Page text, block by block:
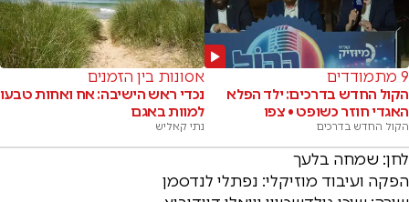
9 מתמודדים
הקול החדש בדרכים: ילד הפלא
האגדי חוזר כשופט • צפו
הקול החדש בדרכים
אסונות בין הזמנים
נכדי ראש הישיבה: אח ואחות טבעו
למוות באגם
נתי קאליש
לחן: שמחה בלעך
הפקה ועיבוד מוזיקלי: נפתלי לנדסמן